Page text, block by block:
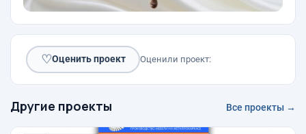
♡Оценить проект Оценили проект:
Другие проекты Все проекты →